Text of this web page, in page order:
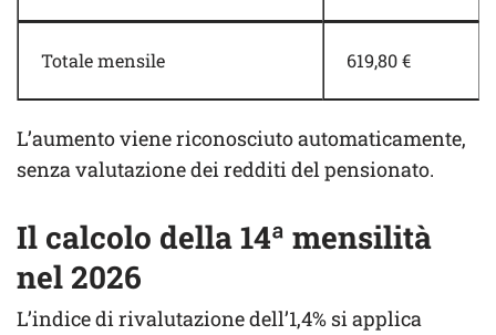
Totale mensile 619,80 €
L’aumento viene riconosciuto automaticamente,
senza valutazione dei redditi del pensionato.
Il calcolo della 14ª mensilità
nel 2026
L’indice di rivalutazione dell’1,4% si applica